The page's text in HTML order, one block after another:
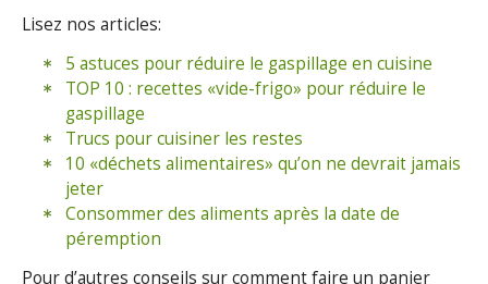
Lisez nos articles:
5 astuces pour réduire le gaspillage en cuisine
TOP 10 : recettes «vide-frigo» pour réduire le
gaspillage
Trucs pour cuisiner les restes
10 «déchets alimentaires» qu’on ne devrait jamais
jeter
Consommer des aliments après la date de
péremption
Pour d’autres conseils sur comment faire un panier